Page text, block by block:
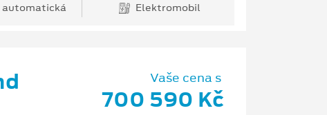
automatická Elektromobil
Vaše cena s
700 590 Kč